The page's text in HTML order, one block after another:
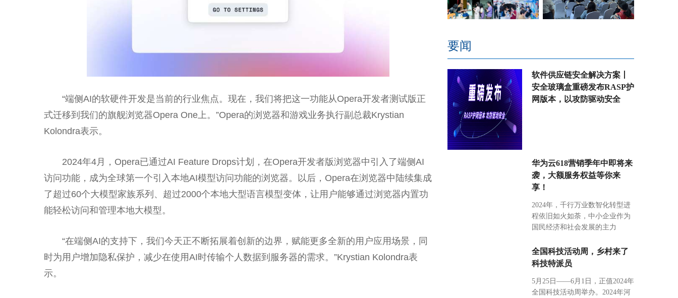
“端侧AI的软硬件开发是当前的行业焦点。现在，我们将把这一功能从Opera开发者测试版正
式迁移到我们的旗舰浏览器Opera One上。”Opera的浏览器和游戏业务执行副 总裁Krystian
Kolondra表示。
2024年4月，Opera已通过AI Feature Drops计划，在Opera开发者版浏览器中引入了端侧AI
访问功能，成为全球第一个引入本地AI模型访问功能的浏览器。以后，Opera在浏览器中陆续集成
了超过60个大模型家族系列、超过2000个本地大型语言模型变体，让用户能够通过浏览器内置功
能轻松访问和管理本地大模型。
“在端侧AI的支持下，我们今天正不断拓展着创新的边界，赋能更多全新的用户应用场景，同
时为用户增加隐私保护，减少在使用AI时传输个人数据到服务器的需求。”Krystian Kolondra表
示。
要闻
软件供应链安全解决方案丨
安全玻璃盒重磅发布RASP护
网版本，以攻防驱动安全
华为云618营销季年中即将来
袭，大额服务权益等你来
享！
2024年，千行万业数智化转型进
程依旧如火如荼，中小企业作为
国民经济和社会发展的主力
全国科技活动周，乡村来了
科技特派员
5月25日——6月1日，正值2024年
全国科技活动周举办。2024年河